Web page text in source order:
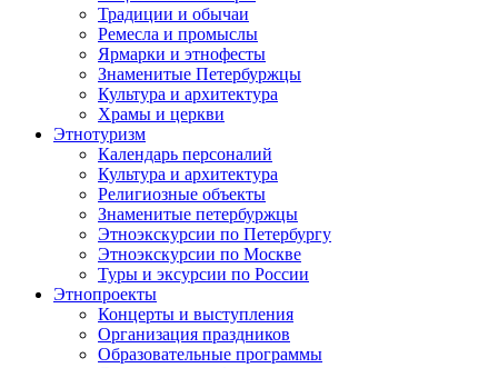
Традиции и обычаи
Ремесла и промыслы
Ярмарки и этнофесты
Знаменитые Петербуржцы
Культура и архитектура
Храмы и церкви
Этнотуризм
Календарь персоналий
Культура и архитектура
Религиозные объекты
Знаменитые петербуржцы
Этноэкскурсии по Петербургу
Этноэкскурсии по Москве
Туры и эксурсии по России
Этнопроекты
Концерты и выступления
Организация праздников
Образовательные программы